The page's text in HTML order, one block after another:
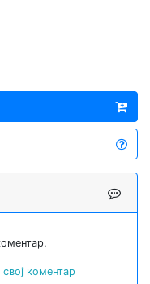
коментар